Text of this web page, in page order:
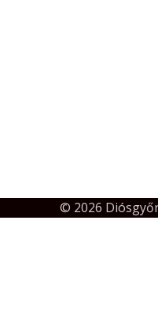
© 2026